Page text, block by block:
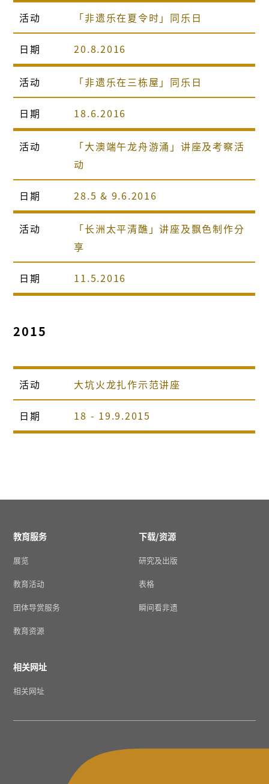
活动 「非遗乐在夏令时」同乐日
日期 20.8.2016
活动 「非遗乐在三栋屋」同乐日
日期 18.6.2016
活动
「大澳端午龙舟游涌」讲座及考察活
动
日期 28.5 & 9.6.2016
活动
「长洲太平清醮」讲座及飘色制作分
享
日期 11.5.2016
2015
活动 大坑火龙扎作示范讲座
日期 18 - 19.9.2015
教育服务
展览
教育活动
团体导赏服务
教育资源
下载/资源
研究及出版
表格
瞬间看非遗
相关网址
相关网址